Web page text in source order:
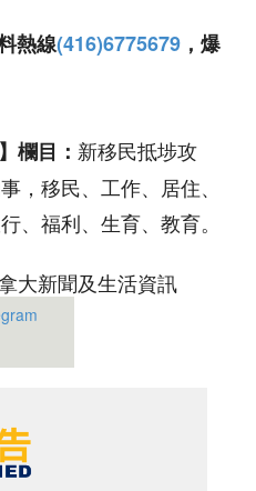
熱線(416)6775679 ，爆
】欄目： 新移民抵埗攻
，移民、工作、居住、
、福利、生育、教育。
大新聞及生活資訊